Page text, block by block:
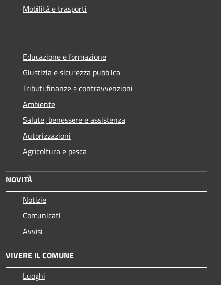
Mobilità e trasporti
Educazione e formazione
Giustizia e sicurezza pubblica
Tributi,finanze e contravvenzioni
Ambiente
Salute, benessere e assistenza
Autorizzazioni
Agricoltura e pesca
NOVITÀ
Notizie
Comunicati
Avvisi
VIVERE IL COMUNE
Luoghi